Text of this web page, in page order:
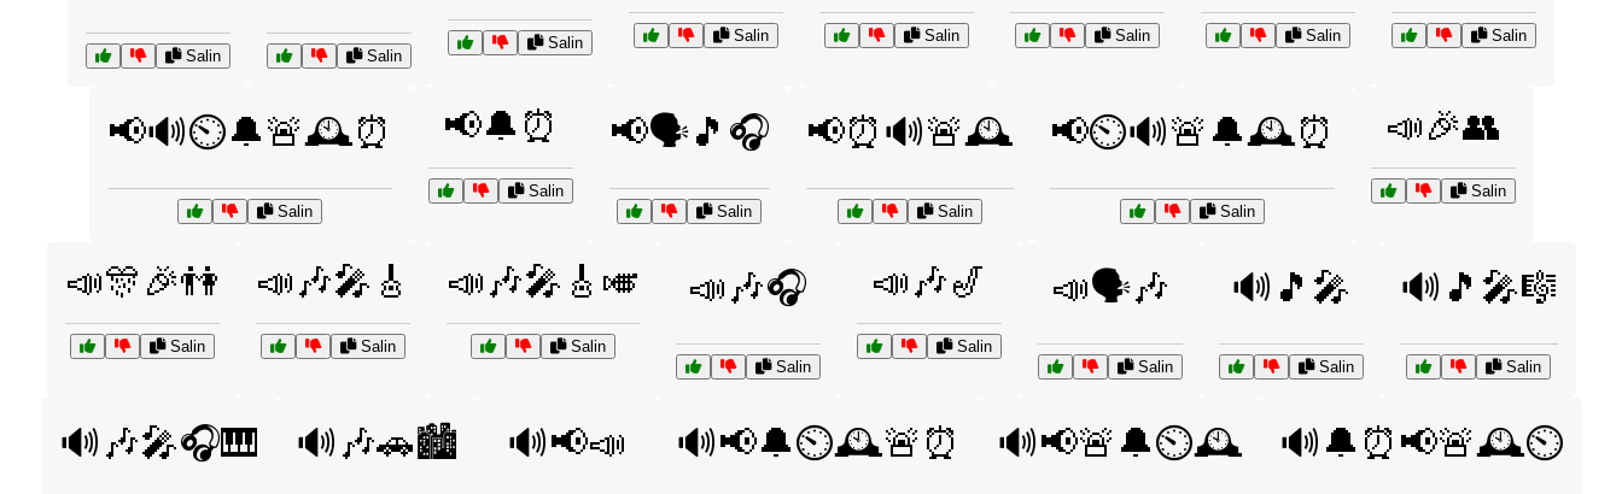
Salin Salin
Salin Salin Salin Salin Salin Salin
📢🔊⏲️🔔🚨🕰️⏰
Salin
📢🔔⏰
Salin
📢🗣️🎵🎧
Salin
📢⏰🔊🚨🕰️
Salin
📢⏲️🔊🚨🔔🕰️⏰
Salin
📣🎉👥
Salin
📣🎊🎉👫
Salin
📣🎶🎤🎸
Salin
📣🎶🎤🎸🎺
Salin
📣🎶🎧
Salin
📣🎶🎷
Salin
📣🗣️🎶
Salin
🔊🎵🎤
Salin
🔊🎵🎤🎼
Salin
🔊🎶🎤🎧🎹 🔊🎶🚗🏙️ 🔊📢📣 🔊📢🔔⏲️🕰️🚨⏰ 🔊📢🚨🔔⏲️🕰️ 🔊🔔⏰📢🚨🕰️⏲️